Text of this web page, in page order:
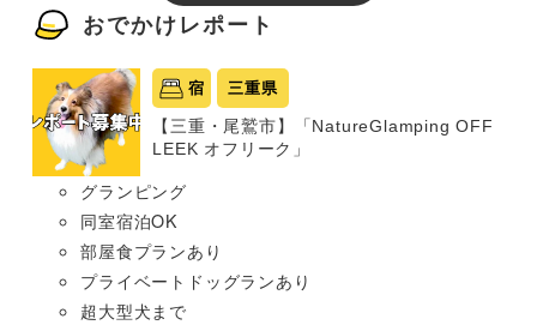
おでかけレポート
宿 三重県
【三重・尾鷲市】「NatureGlamping OFF
LEEK オフリーク」
グランピング
同室宿泊OK
部屋食プランあり
プライベートドッグランあり
超大型犬まで